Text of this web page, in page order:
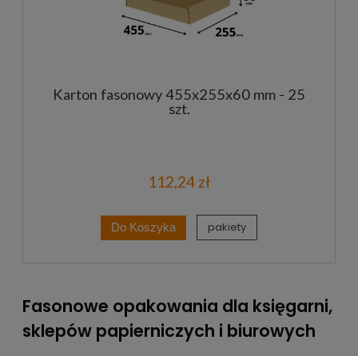
Karton fasonowy 455x255x60 mm - 25
szt.
112,24 zł
Do Koszyka pakiety
Fasonowe opakowania dla księgarni,
sklepów papierniczych i biurowych